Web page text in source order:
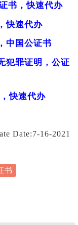
书，快速代办
快速代办
中国公证书
犯罪证明，公证
快速代办
Date:7-16-2021
书